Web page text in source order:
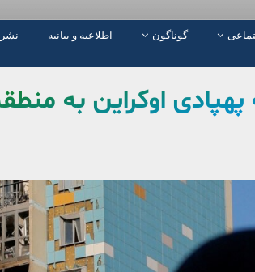
گوناگون اطلاعیه و بیانیه
اوکراین به